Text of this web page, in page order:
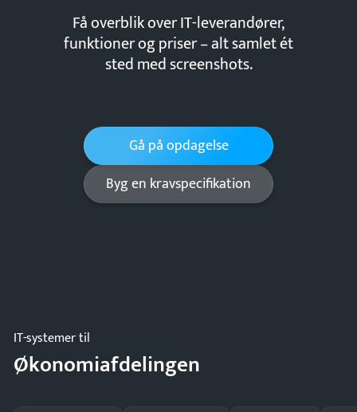
Få overblik over IT-leverandører,
funktioner og priser – alt samlet ét
sted med screenshots.
Gå på opdagelse
Byg en kravspecifikation
IT-systemer til
Økonomiafdelingen